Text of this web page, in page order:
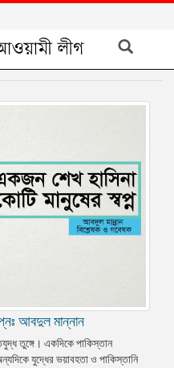
আবদুল মান্নান
তুঙ্গে। একদিকে পাকিস্তান
যুদ্ধের ভয়াবহতা ও পাকিস্তানি